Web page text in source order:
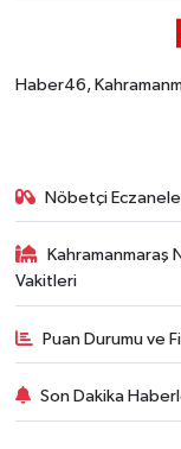
Haber46,
Nöbetçi
Kahramanmaraş
Vakitleri
Puan Durumu ve
Son Dakika